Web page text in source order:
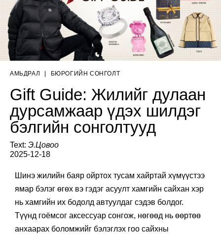
АМЬДРАЛ БЮРОГИЙН СОНГОЛТ
Gift Guide: Жилийг дулаан
дурсамжаар үдэх шилдэг
бэлгийн сонголтууд
Text: Э.Цовоо
2025-12-18
Шинэ жилийн баяр ойртох тусам хайртай хүмүүстээ
ямар бэлэг өгөх вэ гэдэг асуулт хамгийн сайхан хэр
нь хамгийн их бодолд автуулдаг сэдэв болдог.
Түүнд гоёмсог аксессуар сонгож, нөгөөд нь өөртөө
анхаарах боломжийг бэлэглэх гоо сайхны